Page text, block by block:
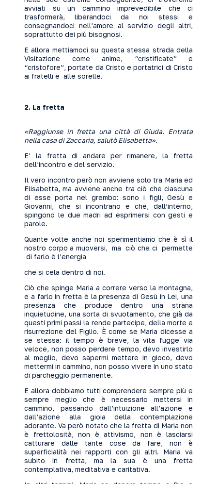
avviati su un cammino imprevedibile che ci
trasformerà, liberandoci da noi stessi e
consegnandoci nell’amore al servizio degli altri,
soprattutto dei più bisognosi.
E allora mettiamoci su questa stessa strada della
Visitazione come anime, “cristificate” e
“cristofore”, portate da Cristo e portatrici di Cristo
ai fratelli e alle sorelle.
2. La fretta
«Raggiunse in fretta una città di Giuda. Entrata
nella casa di Zaccaria, salutò Elisabetta».
E’ la fretta di andare per rimanere, la fretta
dell’incontro e del servizio.
Il vero incontro però non avviene solo tra Maria ed
Elisabetta, ma avviene anche tra ciò che ciascuna
di esse porta nel grembo: sono i figli, Gesù e
Giovanni, che si incontrano e che, dall’interno,
spingono le due madri ad esprimersi con gesti e
parole.
Quante volte anche noi sperimentiamo che è sì il
nostro corpo a muoversi, ma ciò che ci permette
di farlo è l’energia
che si cela dentro di noi.
Ciò che spinge Maria a correre verso la montagna,
e a farlo in fretta è la presenza di Gesù in Lei, una
presenza che produce dentro una strana
inquietudine, una sorta di svuotamento, che già da
questi primi passi la rende partecipe, della morte e
risurrezione del Figlio. È come se Maria dicesse a
se stessa: il tempo è breve, la vita fugge via
veloce, non posso perdere tempo, devo investirlo
al meglio, devo sapermi mettere in gioco, devo
mettermi in cammino, non posso vivere in uno stato
di parcheggio permanente.
E allora dobbiamo tutti comprendere sempre più e
sempre meglio che è necessario mettersi in
cammino, passando dall’intuizione all’azione e
dall’azione alla gioia della contemplazione
adorante. Va però notato che la fretta di Maria non
è frettolosità, non è attivismo, non è lasciarsi
catturare dalle tante cose da fare, non è
superficialità nei rapporti con gli altri. Maria va
subito in fretta, ma la sua è una fretta
contemplativa, meditativa e caritativa.